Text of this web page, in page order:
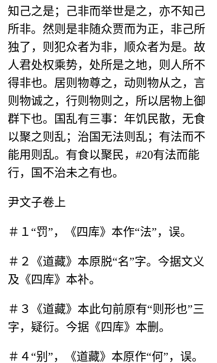
知己之是；己非而举世是之，亦不知己
所非。然则是非随众贾而为正，非己所
独了，则犯众者为非，顺众者为是。故
人君处权乘势，处所是之地，则人所不
得非也。居则物尊之，动则物从之，言
则物诚之，行则物则之，所以居物上御
群下也。国乱有三事：年饥民散，无食
以聚之则乱；治国无法则乱；有法而不
能用则乱。有食以聚民，#20有法而能
行，国不治未之有也。
尹文子卷上
＃１“罚”，《四库》本作“法”，误。
＃２《道藏》本原脱“名”字。今据文义
及《四库》本补。
＃３《道藏》本此句前原有“则形也”三
字，疑衍。今据《四库》本删。
＃４“别”，《道藏》本原作“何”，误。